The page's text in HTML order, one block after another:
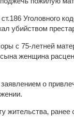
Уголовного
убийством
с 75-летней
женщина
о
жительства,